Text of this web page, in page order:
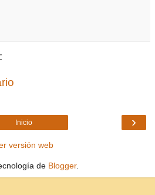
›
Inicio
versión web
de Blogger.